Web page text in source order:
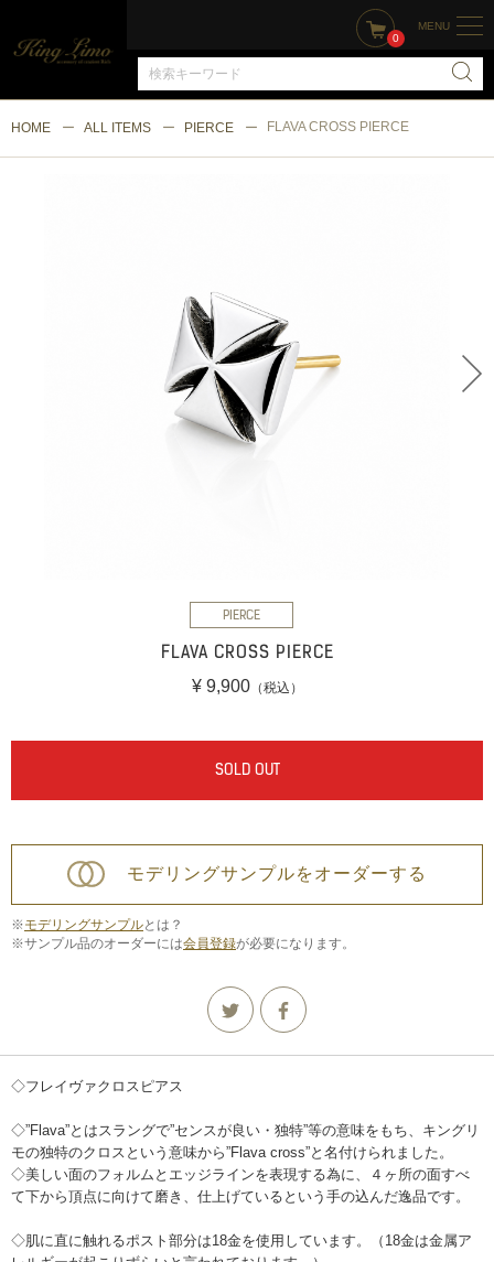
0
MENU
HOME ALL ITEMS PIERCE FLAVA CROSS PIERCE
PIERCE
FLAVA CROSS PIERCE
¥ 9,900（税込）
SOLD OUT
モデリングサンプルをオーダーする
※モデリングサンプルとは？
※サンプル品のオーダーには会員登録が必要になります。
◇フレイヴァクロスピアス
◇”Flava”とはスラングで”センスが良い・独特”等の意味をもち、キングリ
モの独特のクロスという意味から”Flava cross”と名付けられました。
◇美しい面のフォルムとエッジラインを表現する為に、４ヶ所の面すべ
て下から頂点に向けて磨き、仕上げているという手の込んだ逸品です。
◇肌に直に触れるポスト部分は18金を使用しています。（18金は金属ア